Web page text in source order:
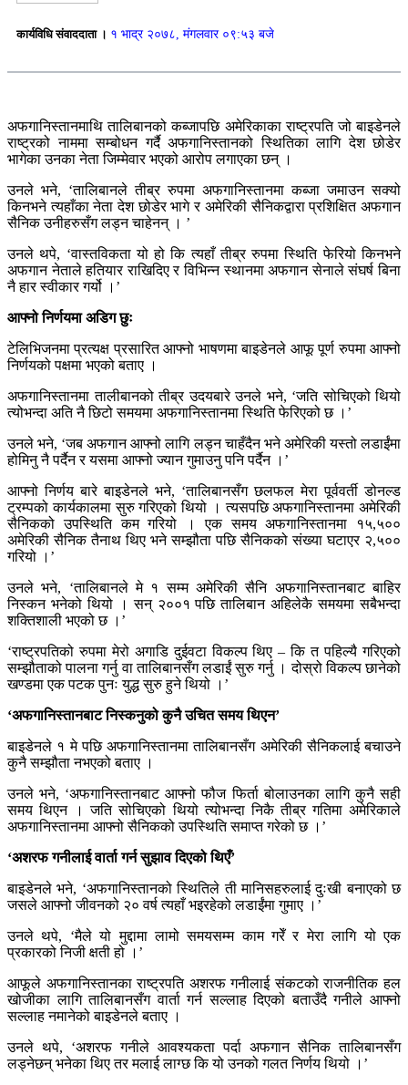
कार्यविधि संवाददाता । १ भाद्र २०७८, मंगलवार ०९:५३ बजे
अफगानिस्तानमाथि तालिबानको कब्जापछि अमेरिकाका राष्ट्रपति जो बाइडेनले
राष्ट्रको नाममा सम्बोधन गर्दै अफगानिस्तानको स्थितिका लागि देश छोडेर
भागेका उनका नेता जिम्मेवार भएको आरोप लगाएका छन् ।
उनले भने, ‘तालिबानले तीब्र रुपमा अफगानिस्तानमा कब्जा जमाउन सक्यो
किनभने त्यहाँका नेता देश छोडेर भागे र अमेरिकी सैनिकद्वारा प्रशिक्षित अफगान
सैनिक उनीहरुसँग लड्न चाहेनन् । ’
उनले थपे, ‘वास्तविकता यो हो कि त्यहाँ तीब्र रुपमा स्थिति फेरियो किनभने
अफगान नेताले हतियार राखिदिए र विभिन्न स्थानमा अफगान सेनाले संघर्ष बिना
नै हार स्वीकार गर्यो ।’
आफ्नो निर्णयमा अडिग छुः
टेलिभिजनमा प्रत्यक्ष प्रसारित आफ्नो भाषणमा बाइडेनले आफू पूर्ण रुपमा आफ्नो
निर्णयको पक्षमा भएको बताए ।
अफगानिस्तानमा तालीबानको तीब्र उदयबारे उनले भने, ‘जति सोचिएको थियो
त्योभन्दा अति नै छिटो समयमा अफगानिस्तानमा स्थिति फेरिएको छ ।’
उनले भने, ‘जब अफगान आफ्नो लागि लड्न चाहँदैन भने अमेरिकी यस्तो लडाईंमा
होमिनु नै पर्दैन र यसमा आफ्नो ज्यान गुमाउनु पनि पर्दैन ।’
आफ्नो निर्णय बारे बाइडेनले भने, ‘तालिबानसँग छलफल मेरा पूर्ववर्ती डोनल्ड
ट्रम्पको कार्यकालमा सुरु गरिएको थियो । त्यसपछि अफगानिस्तानमा अमेरिकी
सैनिकको उपस्थिति कम गरियो । एक समय अफगानिस्तानमा १५,५००
अमेरिकी सैनिक तैनाथ थिए भने सम्झौता पछि सैनिकको संख्या घटाएर २,५००
गरियो ।’
उनले भने, ‘तालिबानले मे १ सम्म अमेरिकी सैनि अफगानिस्तानबाट बाहिर
निस्कन भनेको थियो । सन् २००१ पछि तालिबान अहिलेकै समयमा सबैभन्दा
शक्तिशाली भएको छ ।’
‘राष्ट्रपतिको रुपमा मेरो अगाडि दुईवटा विकल्प थिए – कि त पहिल्यै गरिएको
सम्झौताको पालना गर्नु वा तालिबानसँग लडाईं सुरु गर्नु । दोस्रो विकल्प छानेको
खण्डमा एक पटक पुनः युद्ध सुरु हुने थियो ।’
‘अफगानिस्तानबाट निस्कनुको कुनै उचित समय थिएन’
बाइडेनले १ मे पछि अफगानिस्तानमा तालिबानसँग अमेरिकी सैनिकलाई बचाउने
कुनै सम्झौता नभएको बताए ।
उनले भने, ‘अफगानिस्तानबाट आफ्नो फौज फिर्ता बोलाउनका लागि कुनै सही
समय थिएन । जति सोचिएको थियो त्योभन्दा निकै तीब्र गतिमा अमेरिकाले
अफगानिस्तानमा आफ्नो सैनिकको उपस्थिति समाप्त गरेको छ ।’
‘अशरफ गनीलाई वार्ता गर्न सुझाव दिएको थिएँ’
बाइडेनले भने, ‘अफगानिस्तानको स्थितिले ती मानिसहरुलाई दुःखी बनाएको छ
जसले आफ्नो जीवनको २० वर्ष त्यहाँ भइरहेको लडाईंमा गुमाए ।’
उनले थपे, ‘मैले यो मुद्दामा लामो समयसम्म काम गरेँ र मेरा लागि यो एक
प्रकारको निजी क्षती हो ।’
आफूले अफगानिस्तानका राष्ट्रपति अशरफ गनीलाई संकटको राजनीतिक हल
खोजीका लागि तालिबानसँग वार्ता गर्न सल्लाह दिएको बताउँदै गनीले आफ्नो
सल्लाह नमानेको बाइडेनले बताए ।
उनले थपे, ‘अशरफ गनीले आवश्यकता पर्दा अफगान सैनिक तालिबानसँग
लड्नेछन् भनेका थिए तर मलाई लाग्छ कि यो उनको गलत निर्णय थियो ।’